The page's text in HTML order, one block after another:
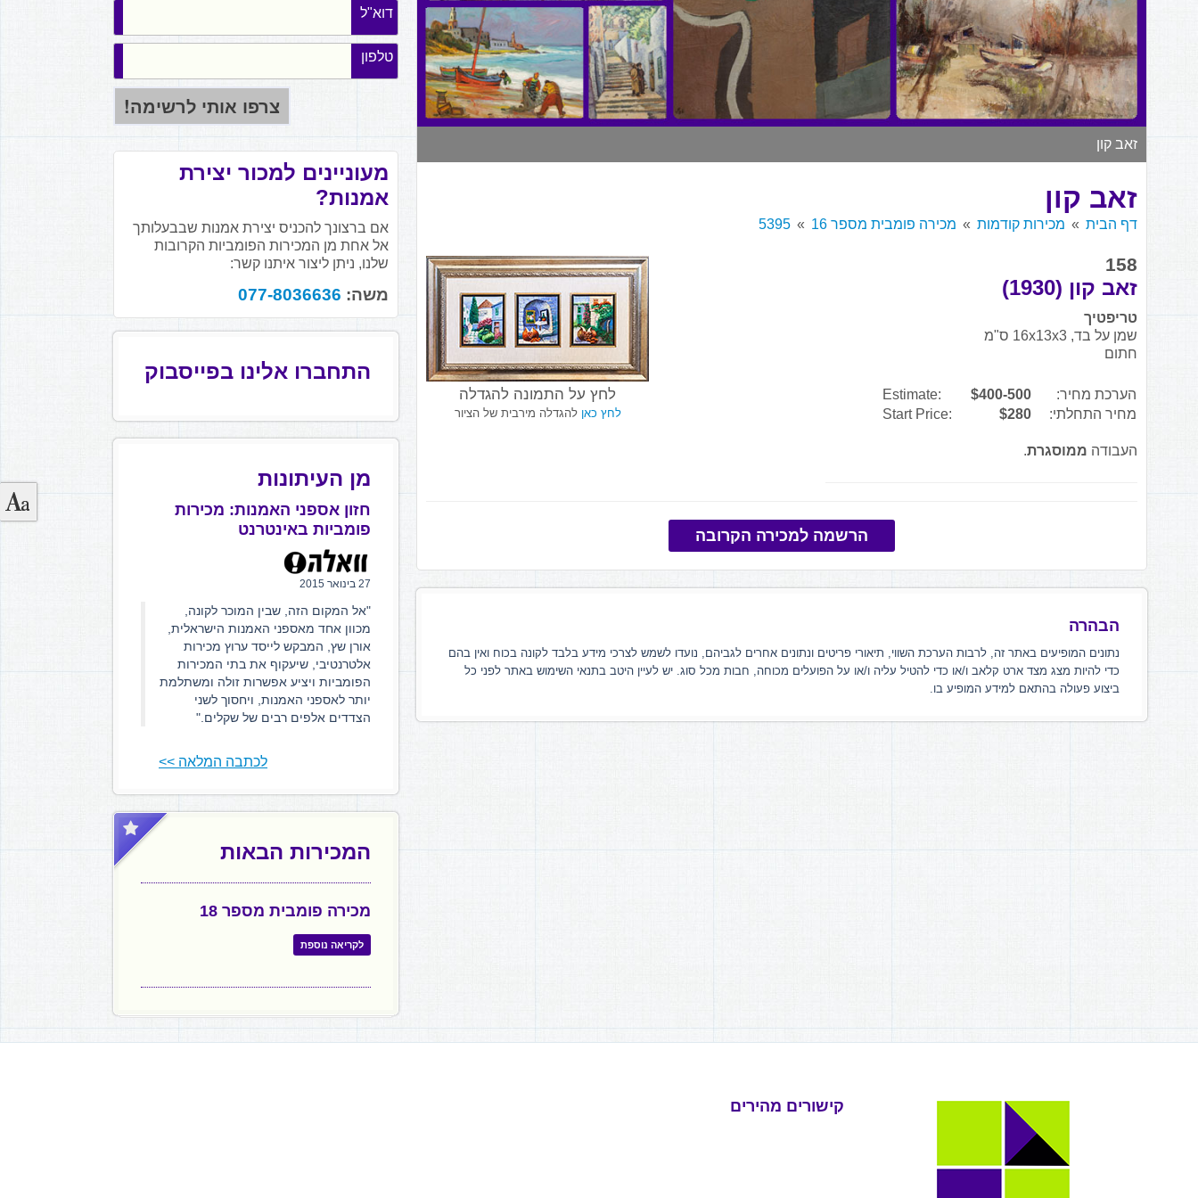
זאב קון
זאב קון
דף הבית מכירות קודמות מכירה פומבית מספר 16 5395
לחץ על התמונה להגדלה
לחץ כאן להגדלה מירבית של הציור
158
זאב קון (1930)
טריפטיך
שמן על בד, 16x13x3 ס"מ
חתום
הערכת מחיר: $400-500
Estimate:
מחיר התחלתי:
$280
Start Price:
העבודה ממוסגרת.
הרשמה למכירה הקרובה
הבהרה
נתונים המופיעים באתר זה, לרבות הערכת השווי, תיאורי פריטים ונתונים אחרים לגביהם, נועדו לשמש לצרכי מידע בלבד לקונה בכוח ואין בהם
כדי להיות מצג מצד ארט קלאב ו/או כדי להטיל עליה ו/או על הפועלים מכוחה, חבות מכל סוג. יש לעיין היטב בתנאי השימוש באתר לפני כל
ביצוע פעולה בהתאם למידע המופיע בו.
דוא"ל
טלפון
מעוניינים למכור יצירת
אמנות?
אם ברצונך להכניס יצירת אמנות שבבעלותך
אל אחת מן המכירות הפומביות הקרובות
שלנו, ניתן ליצור איתנו קשר:
משה: 077-8036636
התחברו אלינו בפייסבוק
מן העיתונות
חזון אספני האמנות: מכירות
פומביות באינטרנט
27 בינואר 2015
"אל המקום הזה, שבין המוכר לקונה,
מכוון אחד מאספני האמנות הישראלית,
אורן שץ, המבקש לייסד ערוץ מכירות
אלטרנטיבי, שיעקוף את בתי המכירות
הפומביות ויציע אפשרות זולה ומשתלמת
יותר לאספני האמנות, ויחסוך לשני
הצדדים אלפים רבים של שקלים."
לכתבה המלאה >>
המכירות הבאות
מכירה פומבית מספר 18
לקריאה נוספת
קישורים מהירים